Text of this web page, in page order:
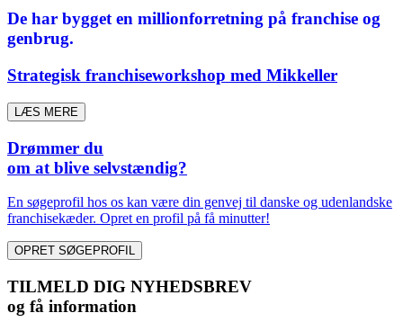
De har bygget en millionforretning på franchise og
genbrug.
Strategisk franchiseworkshop med Mikkeller
LÆS MERE
Drømmer du
om at blive selvstændig?
En søgeprofil hos os kan være din genvej til danske og udenlandske
franchisekæder. Opret en profil på få minutter!
OPRET SØGEPROFIL
TILMELD DIG NYHEDSBREV
og få information